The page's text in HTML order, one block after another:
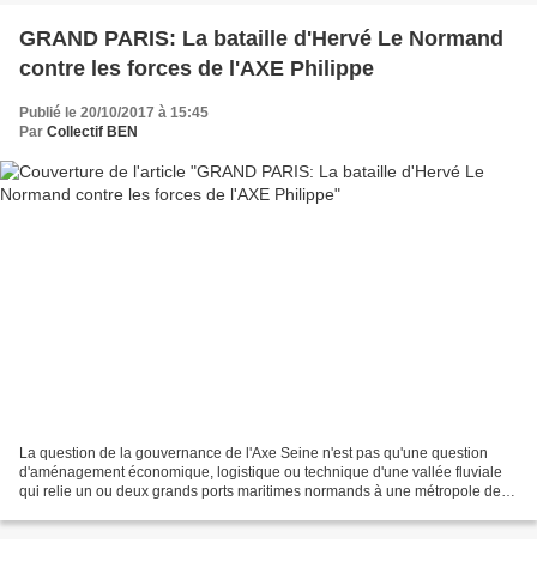
GRAND PARIS: La bataille d'Hervé Le Normand
contre les forces de l'AXE Philippe
Publié le 20/10/2017 à 15:45
Par Collectif BEN
La question de la gouvernance de l'Axe Seine n'est pas qu'une question
d'aménagement économique, logistique ou technique d'une vallée fluviale
qui relie un ou deux grands ports maritimes normands à une métropole de